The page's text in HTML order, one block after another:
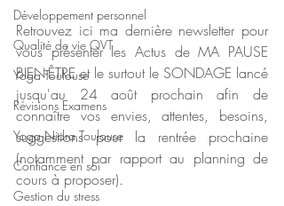
Développement personnel
Qualité de vie QVT
Yoga Toulouse
Révisions Examens
Yoga Nidra Toulouse
Confiance en soi
Gestion du stress
Retrouvez ici ma dernière newsletter pour
vous présenter les Actus de MA PAUSE
BIEN-ÊTRE et le surtout le SONDAGE lancé
jusqu'au 24 août prochain afin de
connaître vos envies, attentes, besoins,
suggestions pour la rentrée prochaine
(notamment par rapport au planning de
cours à proposer).